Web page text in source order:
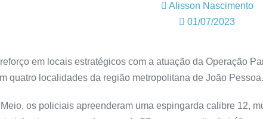
Alisson Nascimento
01/07/2023
em locais estratégicos com a atuação da Operação
quatro localidades da região metropolitana de João Pessoa.
os policiais apreenderam uma espingarda calibre 12,